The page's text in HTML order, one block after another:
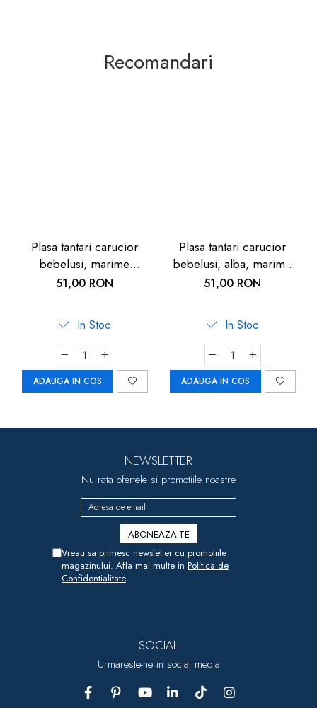
Recomandari
Plasa tantari carucior
bebelusi, marime
universala, neagra, Reer
51,00 RON
In Stoc
ADAUGA IN COS
Plasa tantari carucior
bebelusi, alba, marime
universala, Reer BiteSafe
51,00 RON
In Stoc
ADAUGA IN COS
NEWSLETTER
Nu rata ofertele si promotiile noastre
Vreau sa primesc newsletter cu promotiile
magazinului. Afla mai multe in Politica de
Confidentialitate
SOCIAL
Urmareste-ne in social media